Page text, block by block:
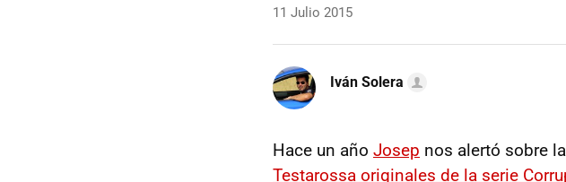
11 Julio 2015
Iván Solera
Hace un año Josep nos alertó sobre la
Testarossa originales de la serie